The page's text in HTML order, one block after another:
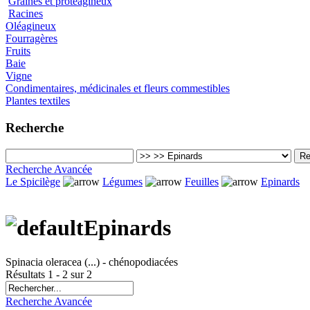
Racines
Oléagineux
Fourragères
Fruits
Baie
Vigne
Condimentaires, médicinales et fleurs commestibles
Plantes textiles
Recherche
Recherche Avancée
Le Spicilège
Légumes Feuilles Epinards
Epinards
Spinacia oleracea (...) - chénopodiacées
Résultats 1 - 2 sur 2
Recherche Avancée